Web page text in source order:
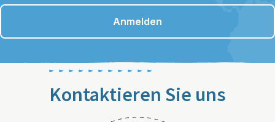
Anmelden
Kontaktieren Sie uns